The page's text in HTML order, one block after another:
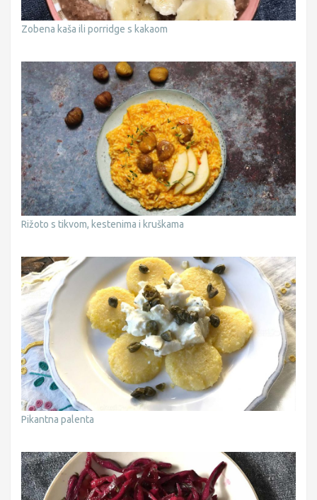
Zobena kaša ili porridge s kakaom
Rižoto s tikvom, kestenima i kruškama
Pikantna palenta